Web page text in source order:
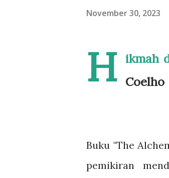
November 30, 2023
H ikmah
Coelho
Buku "The
pemikiran